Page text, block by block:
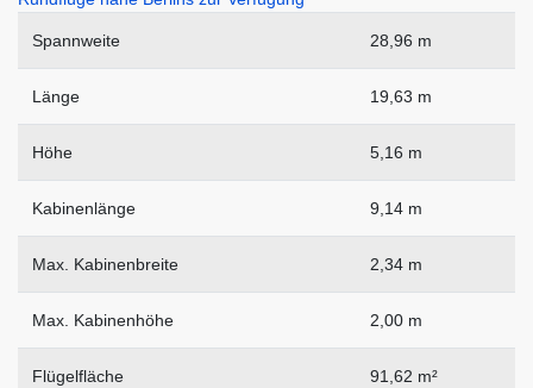
Spannweite 28,96 m
Länge 19,63 m
Höhe 5,16 m
Kabinenlänge 9,14 m
Max. Kabinenbreite 2,34 m
Max. Kabinenhöhe 2,00 m
Flügelfläche 91,62 m²